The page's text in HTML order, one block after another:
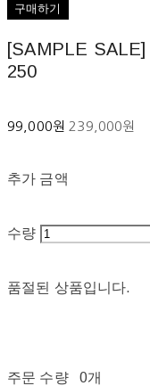
구매하기
[SAMPLE
250
99,000원 239,000원
추가 금액
수량
품절된 상품입니다.
주문 수량
0개